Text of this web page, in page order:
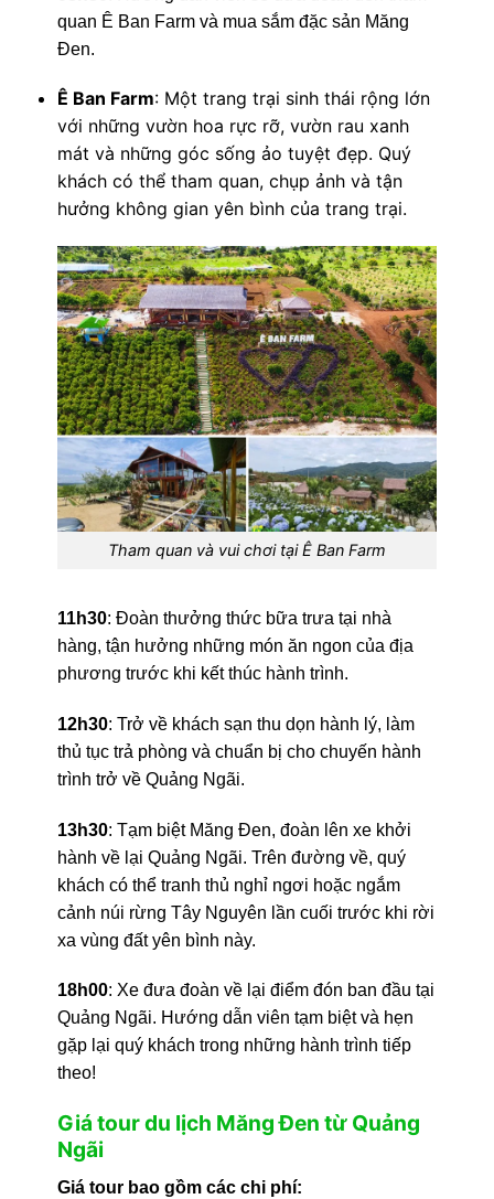
quan Ê Ban Farm và mua sắm đặc sản Măng
Đen.
Ê Ban Farm: Một trang trại sinh thái rộng lớn
với những vườn hoa rực rỡ, vườn rau xanh
mát và những góc sống ảo tuyệt đẹp. Quý
khách có thể tham quan, chụp ảnh và tận
hưởng không gian yên bình của trang trại.
Tham quan và vui chơi tại Ê Ban Farm
11h30: Đoàn thưởng thức bữa trưa tại nhà
hàng, tận hưởng những món ăn ngon của địa
phương trước khi kết thúc hành trình.
12h30: Trở về khách sạn thu dọn hành lý, làm
thủ tục trả phòng và chuẩn bị cho chuyến hành
trình trở về Quảng Ngãi.
13h30: Tạm biệt Măng Đen, đoàn lên xe khởi
hành về lại Quảng Ngãi. Trên đường về, quý
khách có thể tranh thủ nghỉ ngơi hoặc ngắm
cảnh núi rừng Tây Nguyên lần cuối trước khi rời
xa vùng đất yên bình này.
18h00: Xe đưa đoàn về lại điểm đón ban đầu tại
Quảng Ngãi. Hướng dẫn viên tạm biệt và hẹn
gặp lại quý khách trong những hành trình tiếp
theo!
Giá tour du lịch Măng Đen từ Quảng
Ngãi
Giá tour bao gồm các chi phí: